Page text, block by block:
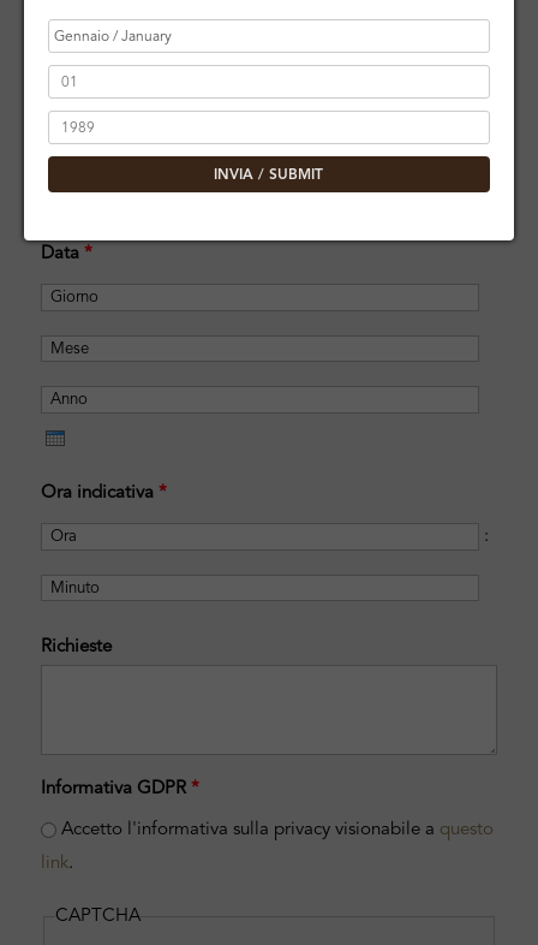
Email
Data *
Giorno
Ora indicativa *
Ora
:
Richieste
Informativa GDPR *
Accetto l'informativa sulla privacy visionabile a questo
link.
CAPTCHA
INVIA / SUBMIT